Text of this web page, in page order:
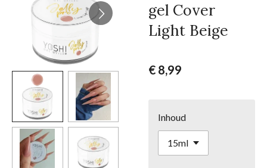
gel Cover
Light Beige
€ 8,99
Inhoud